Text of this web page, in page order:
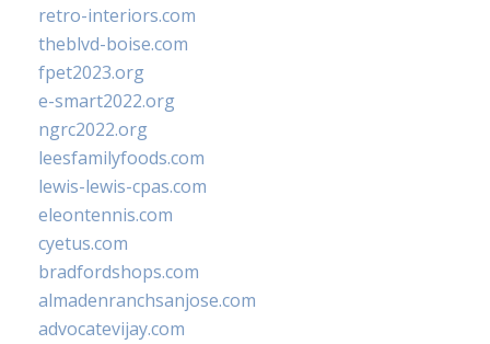
retro-interiors.com
theblvd-boise.com
fpet2023.org
e-smart2022.org
ngrc2022.org
leesfamilyfoods.com
lewis-lewis-cpas.com
eleontennis.com
cyetus.com
bradfordshops.com
almadenranchsanjose.com
advocatevijay.com